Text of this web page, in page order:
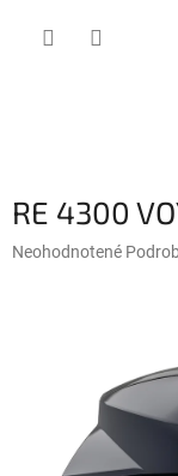
RE 4300
Priemerné
Neohodnotené